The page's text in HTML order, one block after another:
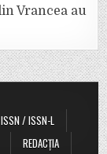
Vrancea au
ISSN / ISSN-L
REDACȚIA